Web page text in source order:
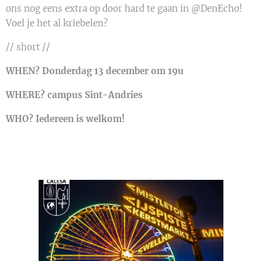
ons nog eens extra op door hard te gaan in @DenEcho!
Voel je het al kriebelen?
// short //
WHEN? Donderdag 13 december om 19u
WHERE? campus Sint-Andries
WHO? Iedereen is welkom!